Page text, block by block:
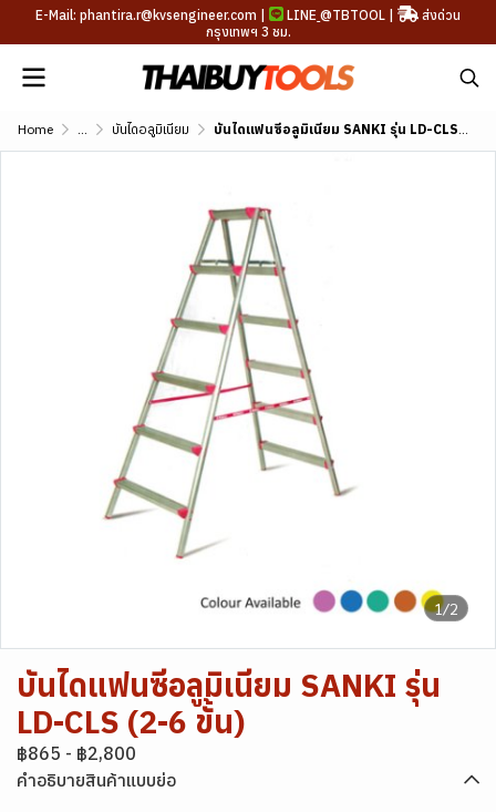
E-Mail: phantira.r@kvsengineer.com | LINE @TBTOOL |
ส่งด่วน
กรุงเทพฯ 3 ชม.
Home ... บันไดอลูมิเนียม บันไดแฟนซีอลูมิเนียม SANKI รุ่น LD-CLS (2-6 ขั้น)
1/2
บันไดแฟนซีอลูมิเนียม SANKI รุ่น
LD-CLS (2-6 ขั้น)
฿865 - ฿2,800
คำอธิบายสินค้าแบบย่อ